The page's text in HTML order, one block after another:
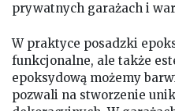
prywatnych garażach i
W praktyce posadzki
funkcjonalne, ale także
epoksydową możemy
pozwali na stworzenie